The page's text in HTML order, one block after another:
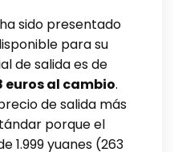
sido presentado
para su
de salida es de
euros al cambio.
de salida más
porque el
1.999 yuanes (263